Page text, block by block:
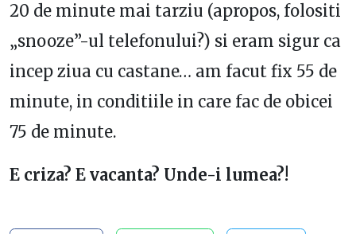
20 de minute mai tarziu (apropos, folositi
„snooze”-ul telefonului?) si eram sigur ca
incep ziua cu castane… am facut fix 55 de
minute, in conditiile in care fac de obicei
75 de minute.
E criza? E vacanta? Unde-i lumea?!